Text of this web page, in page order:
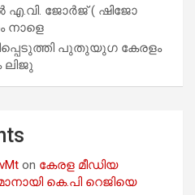
എ.​വി. ജോ​ർ​ജ് ( ഷിജോ
നാളെ
പുതുയുഗ കേരളം
ലിജു
on കേരള മീഡിയ
കെ.പി റെജിയെ